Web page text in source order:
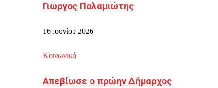
Γιώργος Παλαμιώτης
16 Ιουνίου 2026
Κοινωνικά
Απεβίωσε ο πρώην Δήμαρχος